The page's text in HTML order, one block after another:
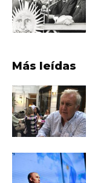
Más leídas